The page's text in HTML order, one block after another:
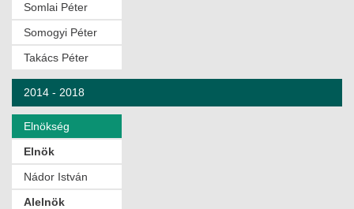
JOGI KÖTELEZETTSÉGEK
SZAKMAI KÖTELEZETTSÉGEK
MÉRNÖKI VÁLLALKOZÁSOK
MÉRNÖKI VÁLLALKOZÁSOK
SZEMÉLYES PORTFÓLIÓK
KAPCSOLAT
Somlai Péter
Somogyi Péter
Takács Péter
2014 - 2018
Elnökség
Elnök
Nádor István
Alelnök